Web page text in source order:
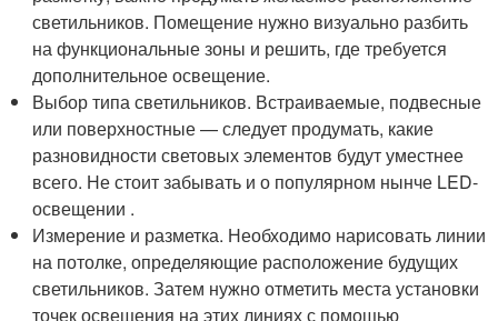
светильников. Помещение нужно визуально разбить
на функциональные зоны и решить, где требуется
дополнительное освещение.
Выбор типа светильников. Встраиваемые, подвесные
или поверхностные — следует продумать, какие
разновидности световых элементов будут уместнее
всего. Не стоит забывать и о популярном нынче LED-
освещении .
Измерение и разметка. Необходимо нарисовать линии
на потолке, определяющие расположение будущих
светильников. Затем нужно отметить места установки
точек освещения на этих линиях с помощью